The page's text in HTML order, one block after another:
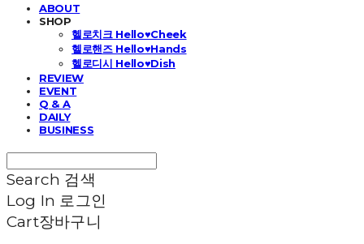
ABOUT
SHOP
헬로치크 Hello♥Cheek
헬로핸즈 Hello♥Hands
헬로디시 Hello♥Dish
REVIEW
EVENT
Q & A
DAILY
BUSINESS
Search 검색
Log In 로그인
Cart장바구니